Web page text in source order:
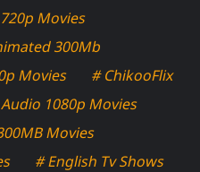
Movies
300Mb
Movies
# ChikooFlix
1080p Movies
Movies
# English Tv Shows